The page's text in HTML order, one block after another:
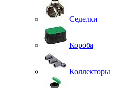
Седелки
Короба
Коллекторы